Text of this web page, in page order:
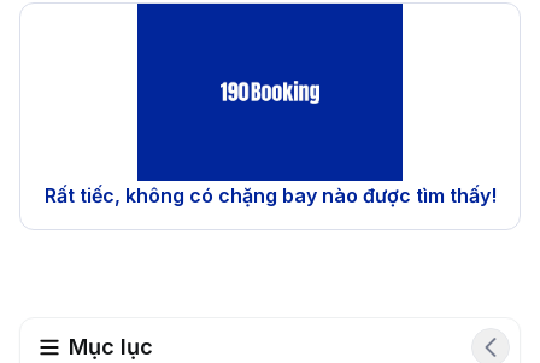
Rất tiếc, không có chặng bay nào được tìm thấy!
Mục lục